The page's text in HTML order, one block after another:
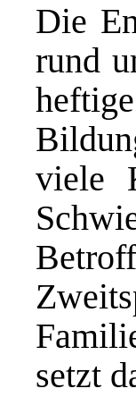
Die
rund
viele
setzt